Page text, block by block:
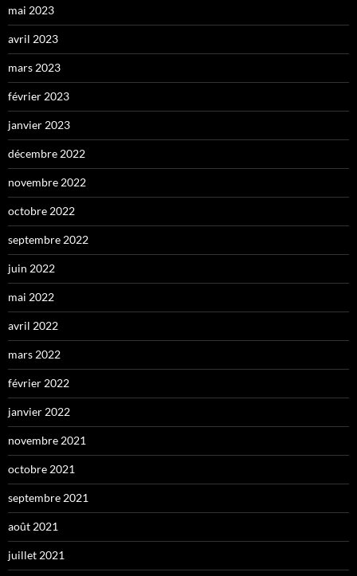
mai 2023
avril 2023
mars 2023
février 2023
janvier 2023
décembre 2022
novembre 2022
octobre 2022
septembre 2022
juin 2022
mai 2022
avril 2022
mars 2022
février 2022
janvier 2022
novembre 2021
octobre 2021
septembre 2021
août 2021
juillet 2021